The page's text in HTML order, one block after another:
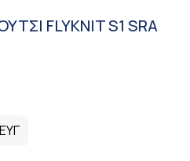
FLYKNIT S1 SRA